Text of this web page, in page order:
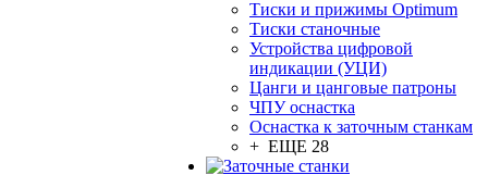
Тиски и прижимы Optimum
Тиски станочные
Устройства цифровой
индикации (УЦИ)
Цанги и цанговые патроны
ЧПУ оснастка
Оснастка к заточным станкам
+ ЕЩЕ 28